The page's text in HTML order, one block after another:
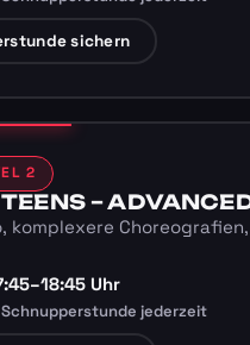
sichern
2
–
komplexere
Uhr
jederzeit